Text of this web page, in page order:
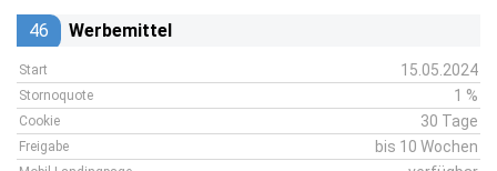
46 Werbemittel
Start 15.05.2024
Stornoquote 1 %
Cookie 30 Tage
Freigabe bis 10 Wochen